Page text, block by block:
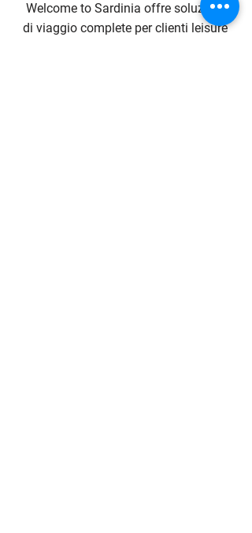
Welcome to Sardinia offre soluzioni
di viaggio complete per clienti leisure